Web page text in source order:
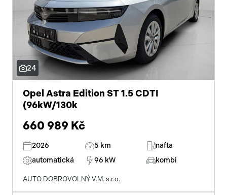
24
Opel Astra Edition ST 1.5 CDTI
(96kW/130k
660 989 Kč
2026 5 km
nafta
automatická
96 kW kombi
AUTO DOBROVOLNÝ V.M. s.r.o.